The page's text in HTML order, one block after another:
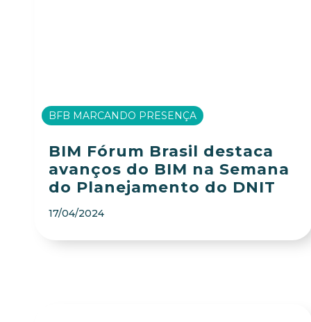
BFB MARCANDO PRESENÇA
BIM Fórum Brasil destaca
avanços do BIM na Semana
do Planejamento do DNIT
17/04/2024